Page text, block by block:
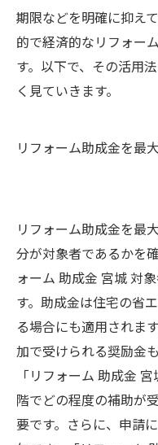
期限などを明確に抑え
的で経済的なリフォー
す。以下で、その活用
く見ていきます。
リフォーム助成金を最
リフォーム助成金を最
分が対象者であるかを
ォーム 助成金 宮城 対
す。助成金は住宅の省
る場合にも適用されま
加で受けられる奨励金
「リフォーム 助成金
階でどの程度の補助が
要です。さらに、申請